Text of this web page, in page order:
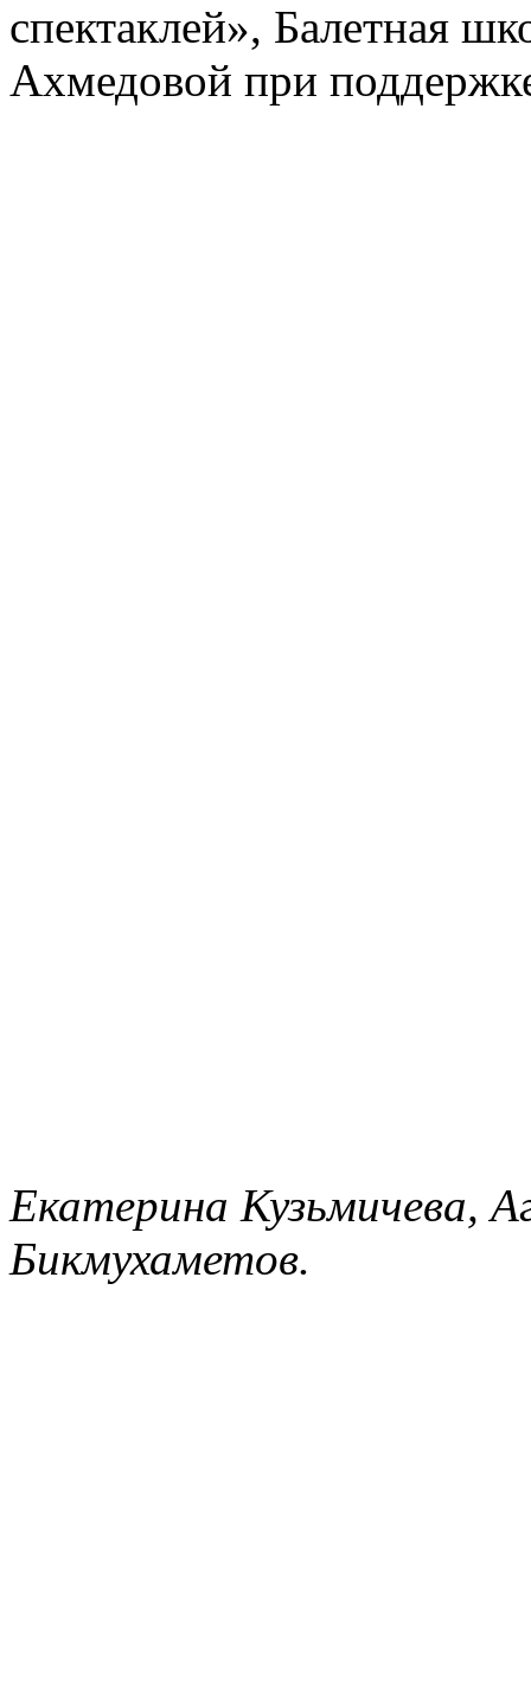
спектаклей», Балетная
Ахмедовой при
Екатерина Кузьмичева,
Бикмухаметов.